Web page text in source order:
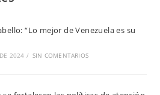
“Lo mejor de Venezuela es su
2024 / SIN COMENTARIOS